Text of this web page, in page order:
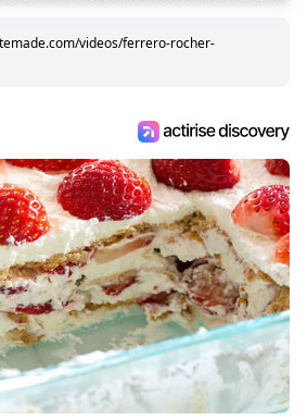
videos/ferrero-rocher-